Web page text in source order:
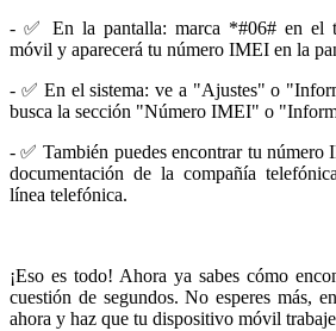
- ✅ En la pantalla: marca *#06# en el
móvil y aparecerá tu número IMEI en la
- ✅ En el sistema: ve a "Ajustes" o
busca la sección "Número IMEI" o
- ✅ También puedes encontrar tu
documentación de la compañía
línea telefónica.
¡Eso es todo! Ahora ya sabes cómo
cuestión de segundos. No esperes más,
ahora y haz que tu dispositivo móvil